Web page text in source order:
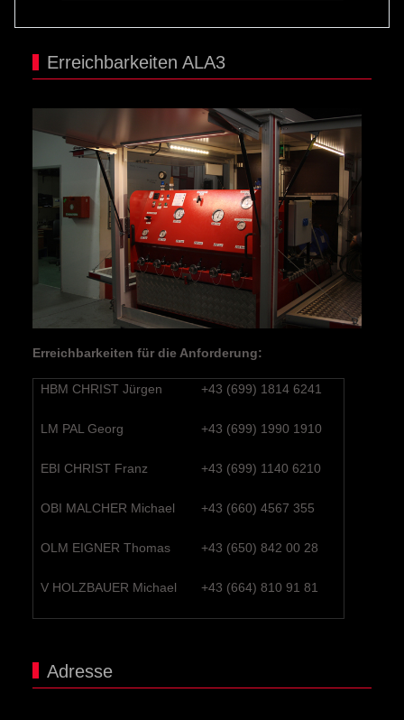
Erreichbarkeiten ALA3
Erreichbarkeiten für die Anforderung:
HBM CHRIST Jürgen +43 (699) 1814 6241
LM PAL Georg +43 (699) 1990 1910
EBI CHRIST Franz +43 (699) 1140 6210
OBI MALCHER Michael +43 (660) 4567 355
OLM EIGNER Thomas +43 (650) 842 00 28
V HOLZBAUER Michael +43 (664) 810 91 81
Adresse